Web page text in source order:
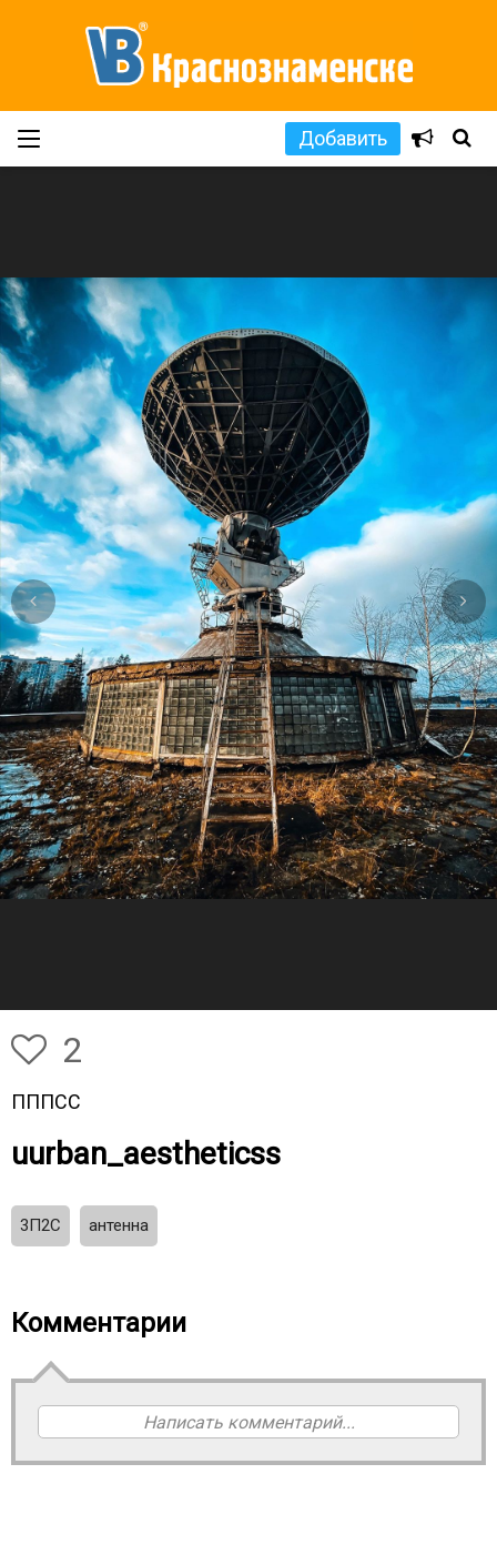
Добавить
2
ПППСС
uurban_aestheticss
3П2С антенна
Комментарии
Написать комментарий...